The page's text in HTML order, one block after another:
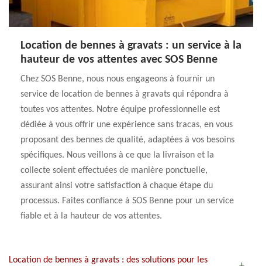
Location de bennes à gravats : un service à la
hauteur de vos attentes avec SOS Benne
Chez SOS Benne, nous nous engageons à fournir un
service de location de bennes à gravats qui répondra à
toutes vos attentes. Notre équipe professionnelle est
dédiée à vous offrir une expérience sans tracas, en vous
proposant des bennes de qualité, adaptées à vos besoins
spécifiques. Nous veillons à ce que la livraison et la
collecte soient effectuées de manière ponctuelle,
assurant ainsi votre satisfaction à chaque étape du
processus. Faites confiance à SOS Benne pour un service
fiable et à la hauteur de vos attentes.
Location de bennes à gravats : des solutions pour les